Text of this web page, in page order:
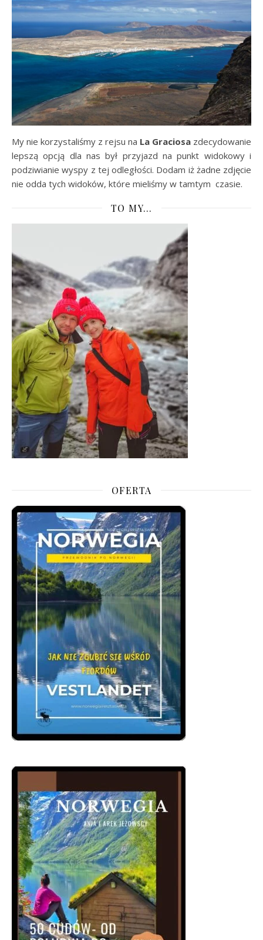
My nie korzystaliśmy z rejsu na La Graciosa zdecydowanie
lepszą opcją dla nas był przyjazd na punkt widokowy i
podziwianie wyspy z tej odległości. Dodam iż żadne zdjęcie
nie odda tych widoków, które mieliśmy w tamtym czasie.
TO MY…
OFERTA